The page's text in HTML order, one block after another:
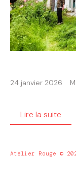
24 janvier 2026
Lire la suite
Atelier Rouge ©